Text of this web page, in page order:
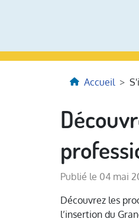
Accueil
Publié le 04 mai
Découvrez les
l’insertion du